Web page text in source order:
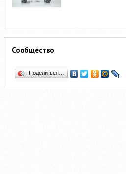
Сообщество
Поделиться…